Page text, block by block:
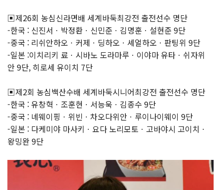
▣제26회 농심신라면배 세계바둑최강전 출전선수 명단
-한국 : 신진서ㆍ박정환ㆍ신민준ㆍ김명훈ㆍ설현준 9단
-중국 : 리쉬안하오ㆍ커제ㆍ딩하오ㆍ셰얼하오ㆍ판팅위 9단
-일본 :이치리키 료ㆍ시바노 도라마루ㆍ이야마 유타ㆍ쉬자위
안 9단, 히로세 유이치 7단
▣제2회 농심백산수배 세계바둑시니어최강전 출전선수 명단
-한국 : 유창혁ㆍ조훈현ㆍ서능욱ㆍ김종수 9단
-중국 : 녜웨이핑ㆍ위빈ㆍ차오다위안ㆍ루이나이웨이 9단
-일본 : 다케미야 마사키ㆍ요다 노리모토ㆍ고바야시 고이치ㆍ
왕밍완 9단